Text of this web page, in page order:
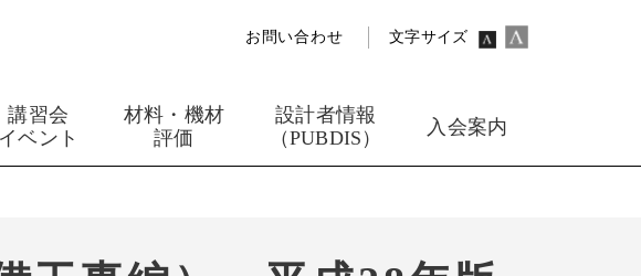
お問い合わせ 文字サイズ
講習会
イベント
材料・機材
評価
設計者情報
（PUBDIS）
入会案内